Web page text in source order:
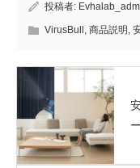
投稿者:
VirusBull , 商品説明 ,